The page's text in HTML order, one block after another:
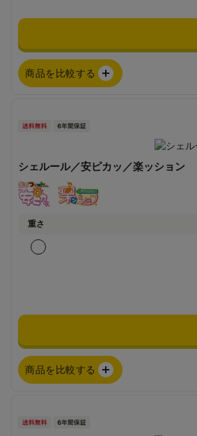
商品を比較する
シェルール／安ピカッ／楽ッション
重さ
商品を比較する